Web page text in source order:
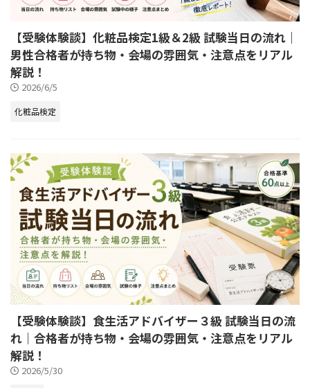
【受験体験談】化粧品検定1級＆2級 試験当日の流れ｜
男性合格者が持ち物・会場の雰囲気・注意点をリアル
解説！
2026/6/5
化粧品検定
【受験体験談】食生活アドバイザー３級 試験当日の流
れ｜合格者が持ち物・会場の雰囲気・注意点をリアル
解説！
2026/5/30